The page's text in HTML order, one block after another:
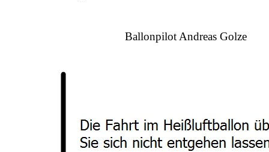
Ballonpilot Andreas Golze